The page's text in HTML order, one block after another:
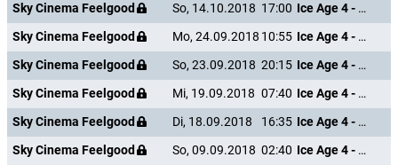
Sky Cinema Feelgood
So, 14.10.2018 17:00
Ice Age 4 - Voll verschoben
Sky Cinema Feelgood
Mo, 24.09.2018 10:55
Ice Age 4 - Voll verschoben
Sky Cinema Feelgood
So, 23.09.2018 20:15
Ice Age 4 - Voll verschoben
Sky Cinema Feelgood
Mi, 19.09.2018 07:40
Ice Age 4 - Voll verschoben
Sky Cinema Feelgood
Di, 18.09.2018 16:35
Ice Age 4 - Voll verschoben
Sky Cinema Feelgood
So, 09.09.2018 02:40
Ice Age 4 - Voll verschoben